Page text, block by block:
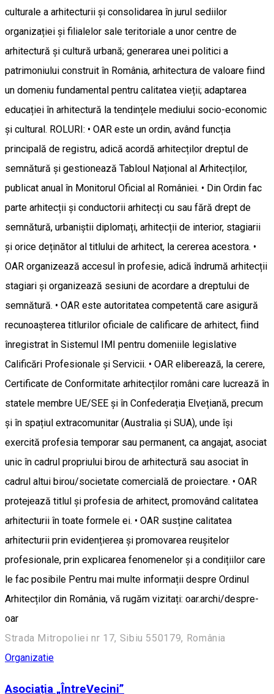
culturale a arhitecturii și consolidarea în jurul sediilor
organizației și filialelor sale teritoriale a unor centre de
arhitectură și cultură urbană; generarea unei politici a
patrimoniului construit în România, arhitectura de valoare fiind
un domeniu fundamental pentru calitatea vieții; adaptarea
educației în arhitectură la tendințele mediului socio-economic
și cultural. ROLURI: • OAR este un ordin, având funcția
principală de registru, adică acordă arhitecților dreptul de
semnătură și gestionează Tabloul Național al Arhitecților,
publicat anual în Monitorul Oficial al României. • Din Ordin fac
parte arhitecții și conductorii arhitecți cu sau fără drept de
semnătură, urbaniștii diplomați, arhitecții de interior, stagiarii
și orice deținător al titlului de arhitect, la cererea acestora. •
OAR organizează accesul în profesie, adică îndrumă arhitecții
stagiari și organizează sesiuni de acordare a dreptului de
semnătură. • OAR este autoritatea competentă care asigură
recunoașterea titlurilor oficiale de calificare de arhitect, fiind
înregistrat în Sistemul IMI pentru domeniile legislative
Calificări Profesionale și Servicii. • OAR eliberează, la cerere,
Certificate de Conformitate arhitecților români care lucrează în
statele membre UE/SEE și în Confederația Elvețiană, precum
și în spațiul extracomunitar (Australia și SUA), unde își
exercită profesia temporar sau permanent, ca angajat, asociat
unic în cadrul propriului birou de arhitectură sau asociat în
cadrul altui birou/societate comercială de proiectare. • OAR
protejează titlul și profesia de arhitect, promovând calitatea
arhitecturii în toate formele ei. • OAR susține calitatea
arhitecturii prin evidențierea și promovarea reușitelor
profesionale, prin explicarea fenomenelor și a condițiilor care
le fac posibile Pentru mai multe informații despre Ordinul
Arhitecților din România, vă rugăm vizitați: oar.archi/despre-
oar
Strada Mitropoliei nr 17, Sibiu 550179, România
Organizatie
Asociația „ÎntreVecini”